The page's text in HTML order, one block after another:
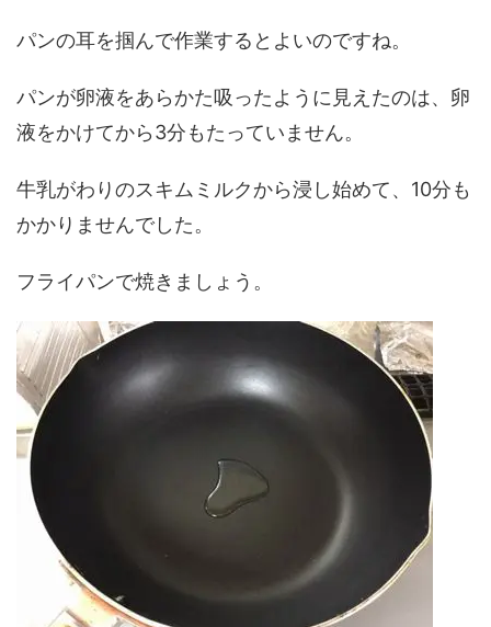
パンの耳を掴んで作業するとよいのですね。
パンが卵液をあらかた吸ったように見えたのは、卵
液をかけてから3分もたっていません。
牛乳がわりのスキムミルクから浸し始めて、10分も
かかりませんでした。
フライパンで焼きましょう。